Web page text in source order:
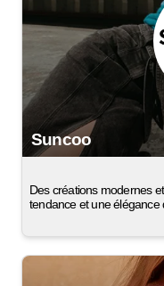
Suncoo
Des créations modernes
tendance et une élégance